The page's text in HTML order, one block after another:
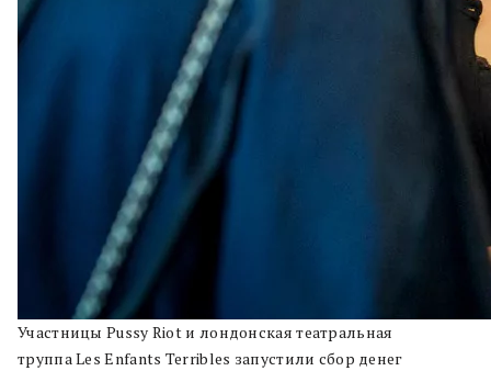
Участницы Pussy Riot и лондонская театральная
труппа Les Enfants Terribles запустили сбор денег